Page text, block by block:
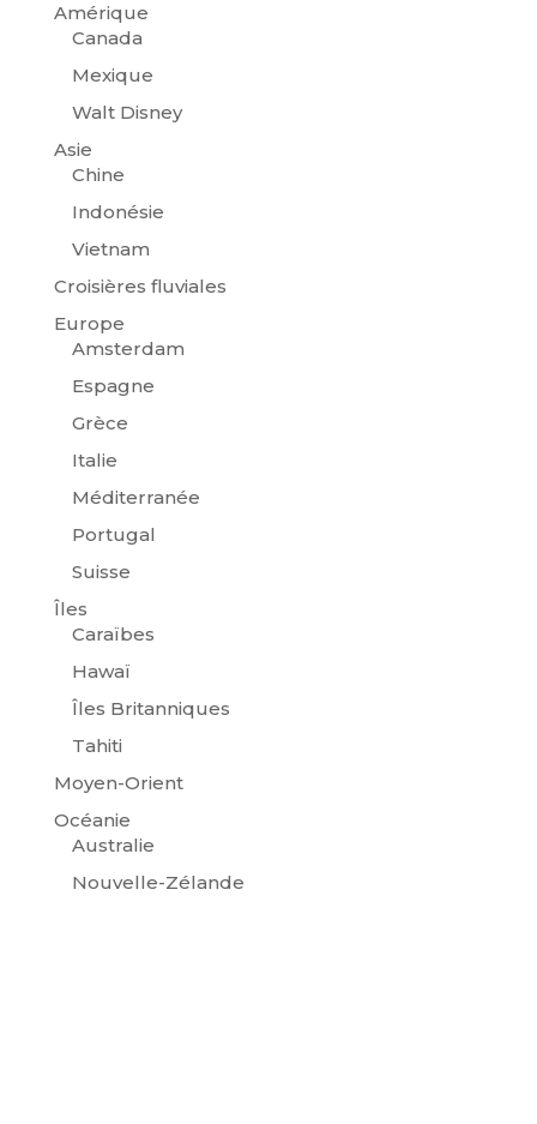
Amérique
Canada
Mexique
Walt Disney
Asie
Chine
Indonésie
Vietnam
Croisières fluviales
Europe
Amsterdam
Espagne
Grèce
Italie
Méditerranée
Portugal
Suisse
Îles
Caraïbes
Hawaï
Îles Britanniques
Tahiti
Moyen-Orient
Océanie
Australie
Nouvelle-Zélande